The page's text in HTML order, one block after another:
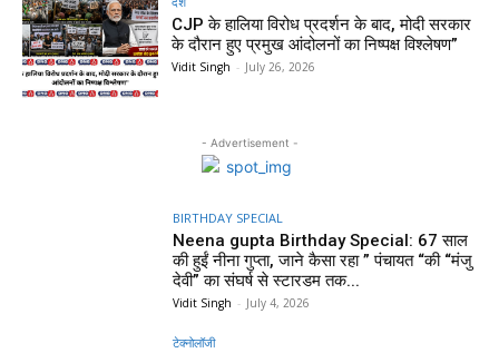
CJP के हालिया विरोध प्रदर्शन के बाद, मोदी सरकार
के दौरान हुए प्रमुख आंदोलनों का निष्पक्ष विश्लेषण”
Vidit Singh - July 26, 2026
- Advertisement -
BIRTHDAY SPECIAL
Neena gupta Birthday Special: 67 साल
की हुईं नीना गुप्ता, जाने कैसा रहा ” पंचायत “की “मंजु
देवी” का संघर्ष से स्टारडम तक...
Vidit Singh - July 4, 2026
टेक्नोलॉजी